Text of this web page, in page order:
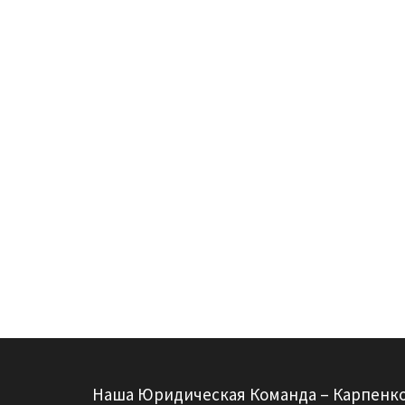
Наша Юридическая Команда –